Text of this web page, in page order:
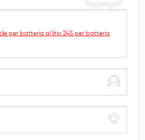
per batteria al litio 24S per batteria